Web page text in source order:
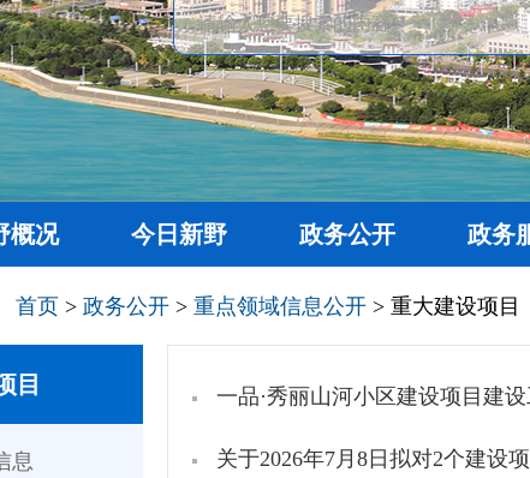
概况 今日新野 政务公开 政务
首页 > 政务公开 > 重点领域信息公开 > 重大建设项目
目
息
一品·秀丽山河小区建设项目建
关于2026年7月8日拟对2个建设